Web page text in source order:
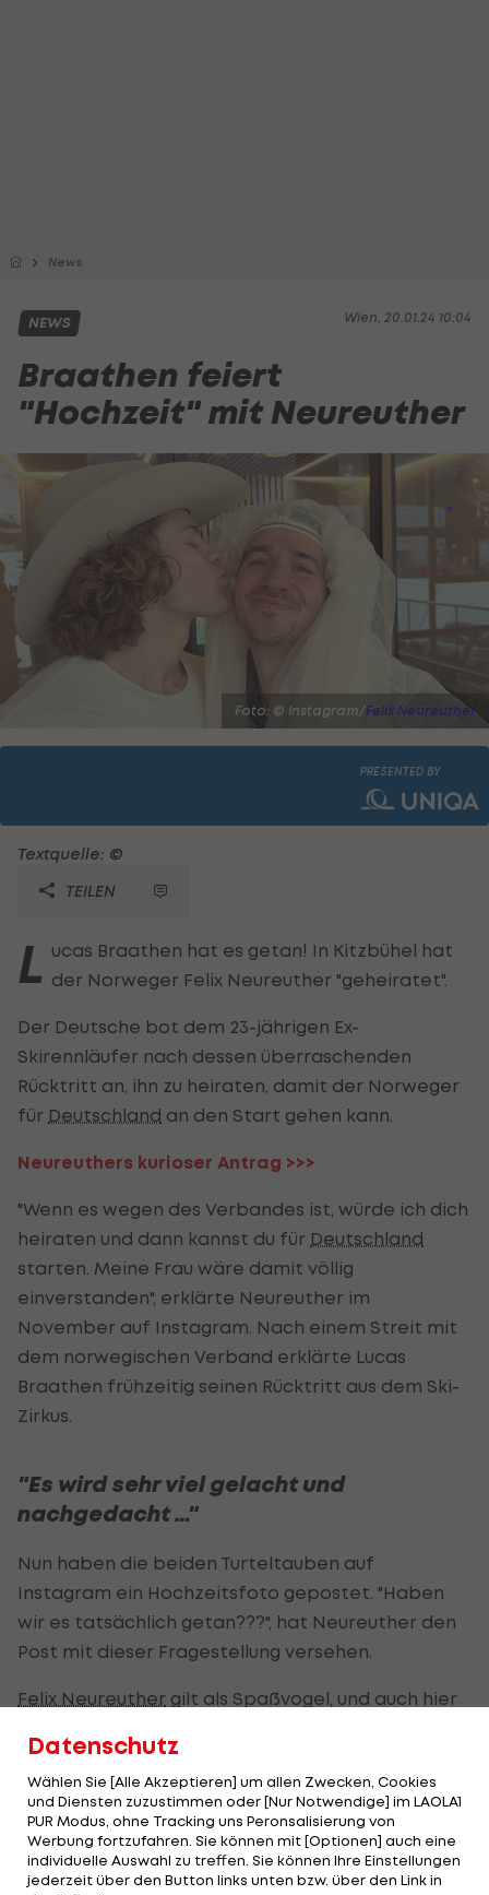
News
Wien, 20.01.24 10:04
NEWS
Braathen feiert
"Hochzeit" mit Neureuther
Foto: © Instagram/Felix Neureuther
PRESENTED BY
Textquelle: ©
TEILEN
L ucas Braathen hat es getan! In Kitzbühel hat
der Norweger Felix Neureuther "geheiratet".
Der Deutsche bot dem 23-jährigen Ex-
Skirennläufer nach dessen überraschenden
Rücktritt an, ihn zu heiraten, damit der Norweger
für Deutschland an den Start gehen kann.
Neureuthers kurioser Antrag >>>
"Wenn es wegen des Verbandes ist, würde ich dich
heiraten und dann kannst du für Deutschland
starten. Meine Frau wäre damit völlig
einverstanden", erklärte Neureuther im
November auf Instagram. Nach einem Streit mit
dem norwegischen Verband erklärte Lucas
Braathen frühzeitig seinen Rücktritt aus dem Ski-
Zirkus.
"Es wird sehr viel gelacht und
nachgedacht …"
Nun haben die beiden Turteltauben auf
Instagram ein Hochzeitsfoto gepostet. "Haben
wir es tatsächlich getan???", hat Neureuther den
Post mit dieser Fragestellung versehen.
Felix Neureuther gilt als Spaßvogel, und auch hier
Das Posting sollte auch als Werbung für
Neureuthers Podcast "Pizza & Pommes" dienen,
der sich in einem Kitzbühel-Spezial auch Lucas
Braathen widmet.
Datenschutz
Wählen Sie [Alle Akzeptieren] um allen Zwecken, Cookies
und Diensten zuzustimmen oder [Nur Notwendige] im LAOLA1
PUR Modus, ohne Tracking uns Peronsalisierung von
Werbung fortzufahren. Sie können mit [Optionen] auch eine
individuelle Auswahl zu treffen. Sie können Ihre Einstellungen
jederzeit über den Button links unten bzw. über den Link in